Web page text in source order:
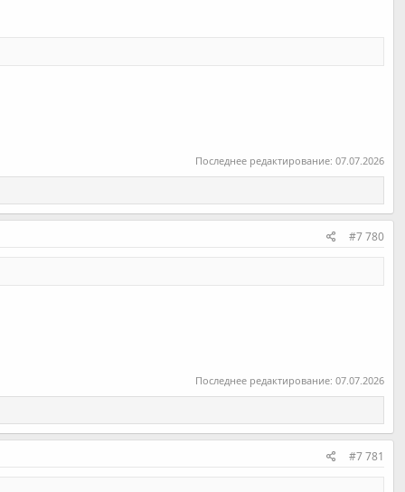
Последнее редактирование: 07.07.2026
#7 780
Последнее редактирование: 07.07.2026
#7 781